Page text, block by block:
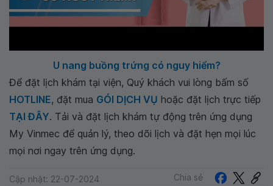
U nang buồng trứng có nguy hiểm?
Để đặt lịch khám tại viện, Quý khách vui lòng bấm số
HOTLINE, đặt mua GÓI DỊCH VỤ hoặc đặt lịch trực tiếp
TẠI ĐÂY. Tải và đặt lịch khám tự động trên ứng dụng
My Vinmec để quản lý, theo dõi lịch và đặt hẹn mọi lúc
mọi nơi ngay trên ứng dụng.
Cập nhật: 22-07-2024 Chia sẻ